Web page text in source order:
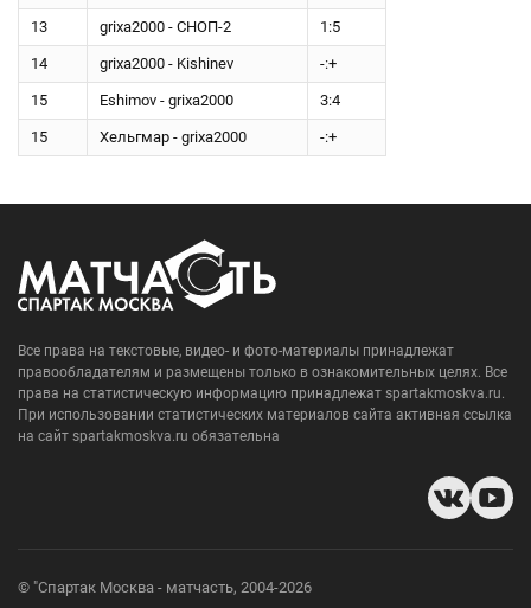
13 grixa2000 - СНОП-2 1:5
14 grixa2000 - Kishinev -:+
15 Eshimov - grixa2000 3:4
15 Хельгмар - grixa2000 -:+
Все права на текстовые, видео- и фото-материалы принадлежат
правообладателям и размещены только в ознакомительных целях. Все
права на статистическую информацию принадлежат spartakmoskva.ru.
При использовании статистических материалов сайта активная ссылка
на сайт spartakmoskva.ru обязательна
© "Спартак Москва - матчасть, 2004-2026